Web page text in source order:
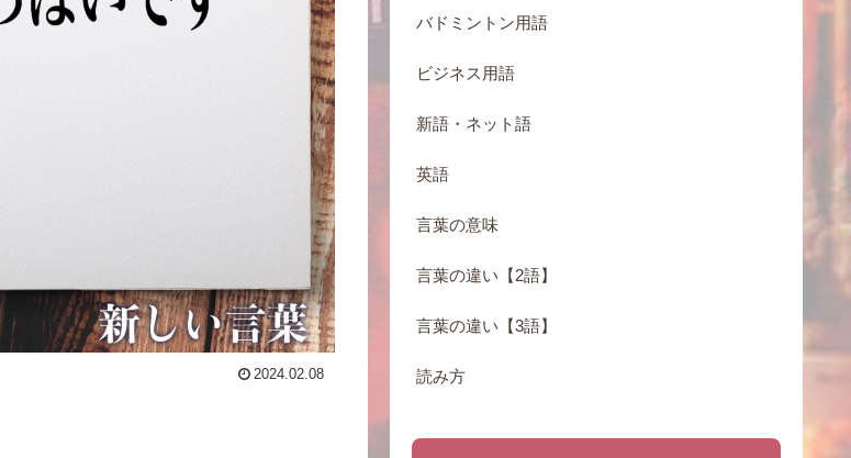
2024.02.08
バドミントン用語
ビジネス用語
新語・ネット語
英語
言葉の意味
言葉の違い【2語】
言葉の違い【3語】
読み方